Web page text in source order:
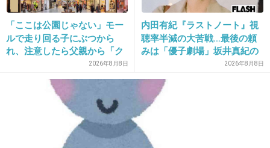
15. 匿名2014/03/06(木) 22:44:04
北斗昌
「ここは公園じゃない」モー
ルで走り回る子にぶつから
れ、注意したら父親から「ク
ソババア」の暴言。「子ども
だから多めに見ろ」を強要し
てくる人物とは
2026年8月8日
内田有紀『ラストノート』視
聴率半減の大苦戦…最後の頼
みは「優子劇場」坂井真紀の
“猟奇的演技” が救いの神にな
るか
2026年8月8日